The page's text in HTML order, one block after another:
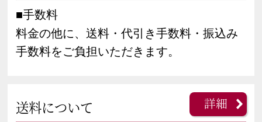
■手数料
料金の他に、送料・代引き手数料・振込み
手数料をご負担いただきます。
送料について 詳細